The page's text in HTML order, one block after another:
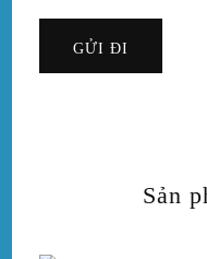
Sản